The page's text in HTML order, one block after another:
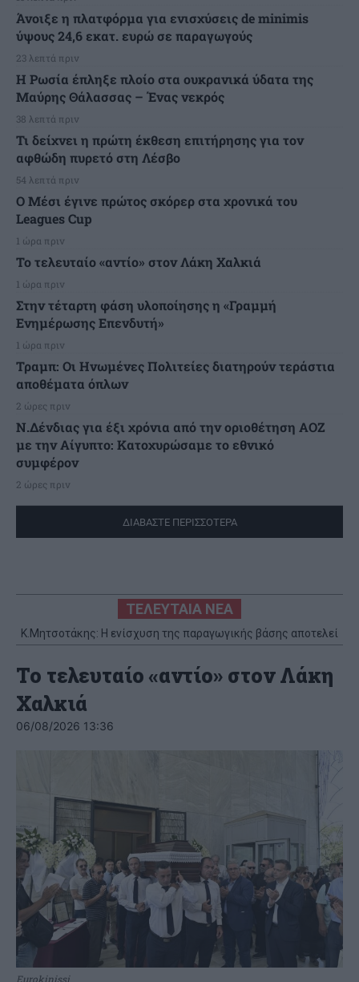
Άνοιξε η πλατφόρμα για ενισχύσεις de minimis
ύψους 24,6 εκατ. ευρώ σε παραγωγούς
23 λεπτά πριν
Η Ρωσία έπληξε πλοίο στα ουκρανικά ύδατα της
Μαύρης Θάλασσας – Ένας νεκρός
38 λεπτά πριν
Τι δείχνει η πρώτη έκθεση επιτήρησης για τον
αφθώδη πυρετό στη Λέσβο
54 λεπτά πριν
Ο Μέσι έγινε πρώτος σκόρερ στα χρονικά του
Leagues Cup
1 ώρα πριν
Το τελευταίο «αντίο» στον Λάκη Χαλκιά
1 ώρα πριν
Στην τέταρτη φάση υλοποίησης η «Γραμμή
Ενημέρωσης Επενδυτή»
1 ώρα πριν
Τραμπ: Οι Ηνωμένες Πολιτείες διατηρούν τεράστια
αποθέματα όπλων
2 ώρες πριν
Ν.Δένδιας για έξι χρόνια από την οριοθέτηση ΑΟΖ
με την Αίγυπτο: Κατοχυρώσαμε το εθνικό
συμφέρον
2 ώρες πριν
ΔΙΑΒΑΣΤΕ ΠΕΡΙΣΣΟΤΕΡΑ